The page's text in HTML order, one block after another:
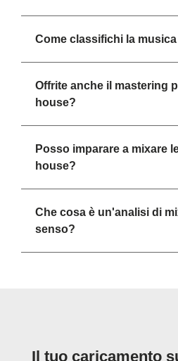
Come classifichi la
Offrite anche il mastering
house?
Posso imparare a mixare
house?
Che cosa è un'analisi di
senso?
Il tuo caricamento